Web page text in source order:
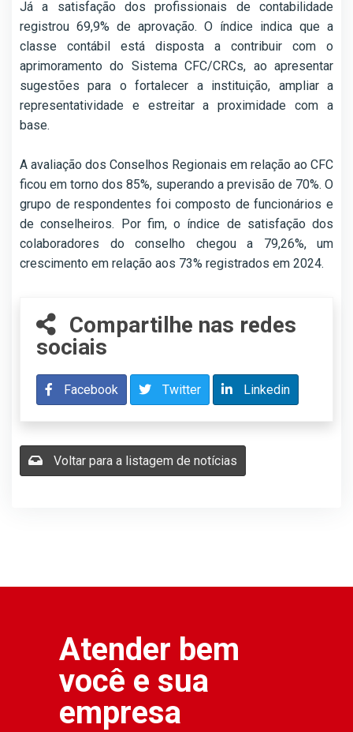
Já a satisfação dos profissionais de contabilidade
registrou 69,9% de aprovação. O índice indica que a
classe contábil está disposta a contribuir com o
aprimoramento do Sistema CFC/CRCs, ao apresentar
sugestões para o fortalecer a instituição, ampliar a
representatividade e estreitar a proximidade com a
base.
A avaliação dos Conselhos Regionais em relação ao CFC
ficou em torno dos 85%, superando a previsão de 70%. O
grupo de respondentes foi composto de funcionários e
de conselheiros. Por fim, o índice de satisfação dos
colaboradores do conselho chegou a 79,26%, um
crescimento em relação aos 73% registrados em 2024.
Compartilhe nas redes
sociais
Facebook Twitter Linkedin
Voltar para a listagem de notícias
Atender bem
você e sua
empresa